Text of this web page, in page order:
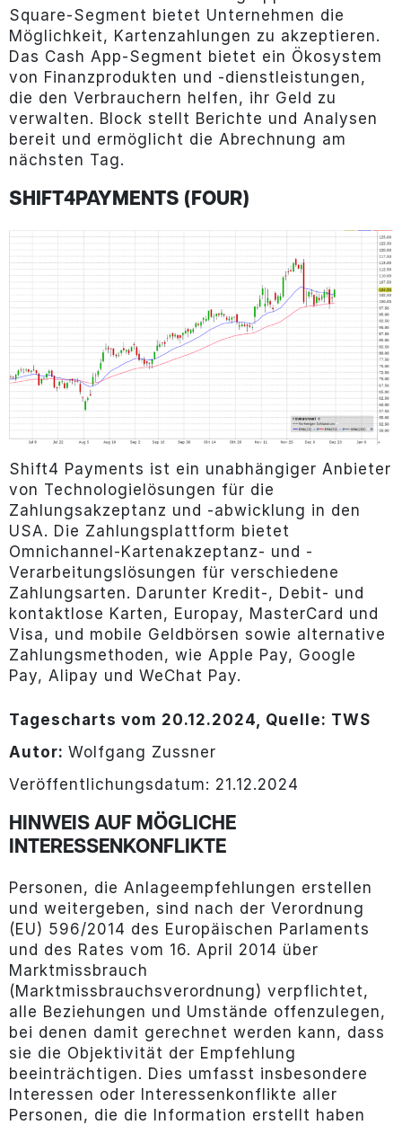
Square-Segment bietet Unternehmen die
Möglichkeit, Kartenzahlungen zu akzeptieren.
Das Cash App-Segment bietet ein Ökosystem
von Finanzprodukten und -dienstleistungen,
die den Verbrauchern helfen, ihr Geld zu
verwalten. Block stellt Berichte und Analysen
bereit und ermöglicht die Abrechnung am
nächsten Tag.
SHIFT4PAYMENTS (FOUR)
Shift4 Payments ist ein unabhängiger Anbieter
von Technologielösungen für die
Zahlungsakzeptanz und -abwicklung in den
USA. Die Zahlungsplattform bietet
Omnichannel-Kartenakzeptanz- und -
Verarbeitungslösungen für verschiedene
Zahlungsarten. Darunter Kredit-, Debit- und
kontaktlose Karten, Europay, MasterCard und
Visa, und mobile Geldbörsen sowie alternative
Zahlungsmethoden, wie Apple Pay, Google
Pay, Alipay und WeChat Pay.
Tagescharts vom 20.12.2024, Quelle: TWS
Autor: Wolfgang Zussner
Veröffentlichungsdatum: 21.12.2024
HINWEIS AUF MÖGLICHE
INTERESSENKONFLIKTE
Personen, die Anlageempfehlungen erstellen
und weitergeben, sind nach der Verordnung
(EU) 596/2014 des Europäischen Parlaments
und des Rates vom 16. April 2014 über
Marktmissbrauch
(Marktmissbrauchsverordnung) verpflichtet,
alle Beziehungen und Umstände offenzulegen,
bei denen damit gerechnet werden kann, dass
sie die Objektivität der Empfehlung
beeinträchtigen. Dies umfasst insbesondere
Interessen oder Interessenkonflikte aller
Personen, die die Information erstellt haben